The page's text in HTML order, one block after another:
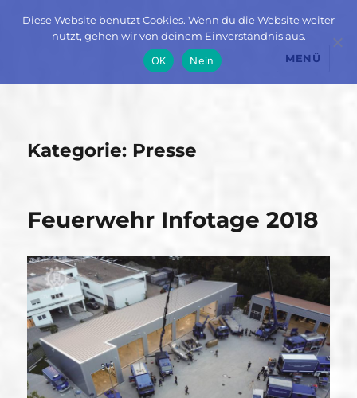
MENÜ
Kategorie: Presse
Feuerwehr Infotage 2018
Diese Website benutzt Cookies. Wenn du die Website weiter
nutzt, gehen wir von deinem Einverständnis aus.
OK
Nein